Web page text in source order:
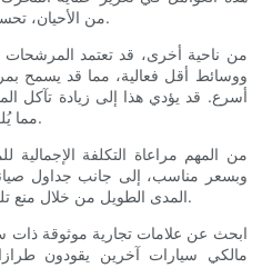
من الأحيان، تحسين كفاءة استهلاك الوقود والأداء.
من ناحية أخرى، قد تعتمد المرشحات
ووسائط أقل فعالية، مما قد يسمح
أسرع. قد يؤدي هذا إلى زيادة تآكل
مما يُلغي الوفورات الأولية في التكلفة.
من المهم مراعاة التكلفة الإجمالية
وبسعر مناسب، إلى جانب جداول
المدى الطويل من خلال منع تلف المحرك وتحسين عمر الزيت.
ابحث عن علامات تجارية موثوقة ذات
مالكي سيارات آخرين يقودون